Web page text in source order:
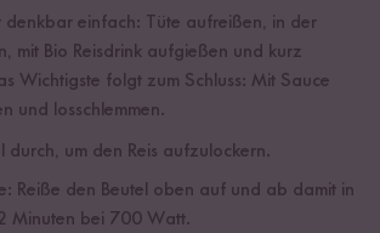
denkbar einfach: Tüte aufreißen, in der
mit Bio Reisdrink aufgießen und kurz
Wichtigste folgt zum Schluss: Mit Sauce
und losschlemmen.
durch, um den Reis aufzulockern.
Reiße den Beutel oben auf und ab damit in
Minuten bei 700 Watt.